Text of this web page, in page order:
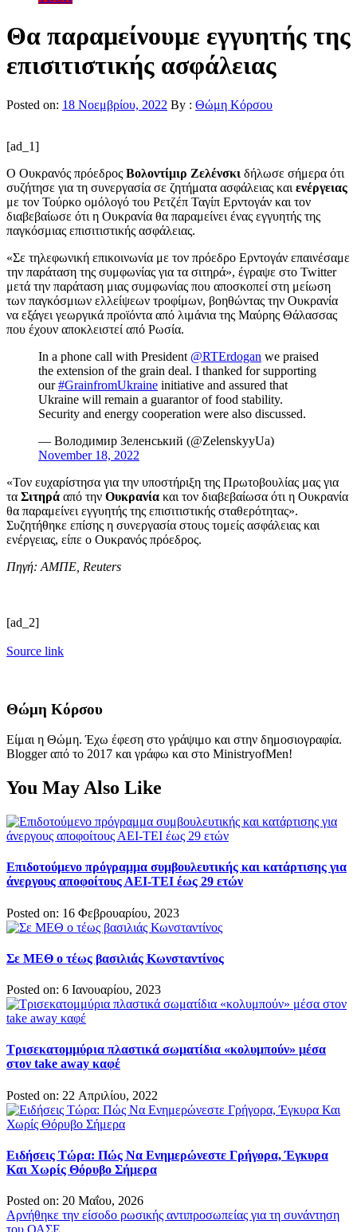
Θα παραμείνουμε εγγυητής της
επισιτιστικής ασφάλειας
Posted on: 18 Νοεμβρίου, 2022 By : Θώμη Κόρσου
[ad_1]
Ο Ουκρανός πρόεδρος Βολοντίμιρ Ζελένσκι δήλωσε σήμερα ότι
συζήτησε για τη συνεργασία σε ζητήματα ασφάλειας και ενέργειας
με τον Τούρκο ομόλογό του Ρετζέπ Ταγίπ Ερντογάν και τον
διαβεβαίωσε ότι η Ουκρανία θα παραμείνει ένας εγγυητής της
παγκόσμιας επισιτιστικής ασφάλειας.
«Σε τηλεφωνική επικοινωνία με τον πρόεδρο Ερντογάν επαινέσαμε
την παράταση της συμφωνίας για τα σιτηρά», έγραψε στο Twitter
μετά την παράταση μιας συμφωνίας που αποσκοπεί στη μείωση
των παγκόσμιων ελλείψεων τροφίμων, βοηθώντας την Ουκρανία
να εξάγει γεωργικά προϊόντα από λιμάνια της Μαύρης Θάλασσας
που έχουν αποκλειστεί από Ρωσία.
In a phone call with President @RTErdogan we praised
the extension of the grain deal. I thanked for supporting
our#GrainfromUkraine initiative and assured that
Ukraine will remain a guarantor of food stability.
Security and energy cooperation were also discussed.
— Володимир Зеленський (@ZelenskyyUa)
November 18, 2022
«Τον ευχαρίστησα για την υποστήριξη της Πρωτοβουλίας μας για
τα Σιτηρά από την Ουκρανία και τον διαβεβαίωσα ότι η Ουκρανία
θα παραμείνει εγγυητής της επισιτιστικής σταθερότητας».
Συζητήθηκε επίσης η συνεργασία στους τομείς ασφάλειας και
ενέργειας, είπε ο Ουκρανός πρόεδρος.
Πηγή: ΑΜΠΕ, Reuters
[ad_2]
Source link
Θώμη Κόρσου
Είμαι η Θώμη. Έχω έφεση στο γράψιμο και στην δημοσιογραφία.
Blogger από το 2017 και γράφω και στο MinistryofMen!
You May Also Like
Επιδοτούμενο πρόγραμμα συμβουλευτικής και κατάρτισης για
άνεργους αποφοίτους ΑΕΙ-ΤΕΙ έως 29 ετών
Posted on: 16 Φεβρουαρίου, 2023
Σε ΜΕΘ ο τέως βασιλιάς Κωνσταντίνος
Posted on: 6 Ιανουαρίου, 2023
Τρισεκατομμύρια πλαστικά σωματίδια «κολυμπούν» μέσα
στον take away καφέ
Posted on: 22 Απριλίου, 2022
Ειδήσεις Τώρα: Πώς Να Ενημερώνεστε Γρήγορα, Έγκυρα
Και Χωρίς Θόρυβο Σήμερα
Posted on: 20 Μαΐου, 2026
Πλοήγηση
Αρνήθηκε την είσοδο ρωσικής αντιπροσωπείας για τη συνάντηση